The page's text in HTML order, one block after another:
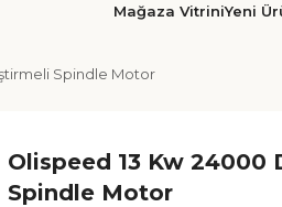
Mağaza VitriniYeni
Spindle Motor
Olispeed 13 Kw 24000
Spindle Motor